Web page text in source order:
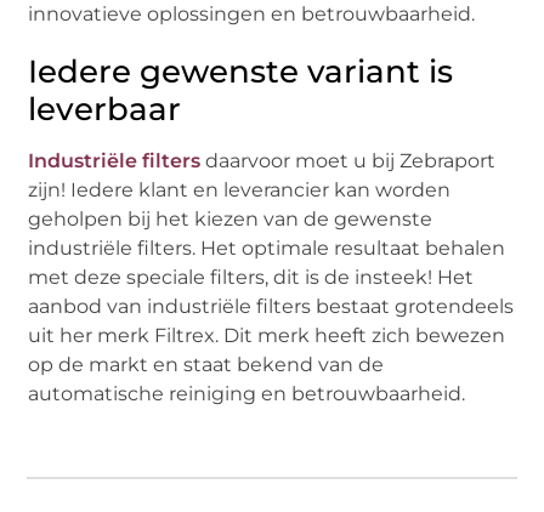
innovatieve oplossingen en betrouwbaarheid.
Iedere gewenste variant is
leverbaar
Industriële filters daarvoor moet u bij Zebraport
zijn! Iedere klant en leverancier kan worden
geholpen bij het kiezen van de gewenste
industriële filters. Het optimale resultaat behalen
met deze speciale filters, dit is de insteek! Het
aanbod van industriële filters bestaat grotendeels
uit her merk Filtrex. Dit merk heeft zich bewezen
op de markt en staat bekend van de
automatische reiniging en betrouwbaarheid.